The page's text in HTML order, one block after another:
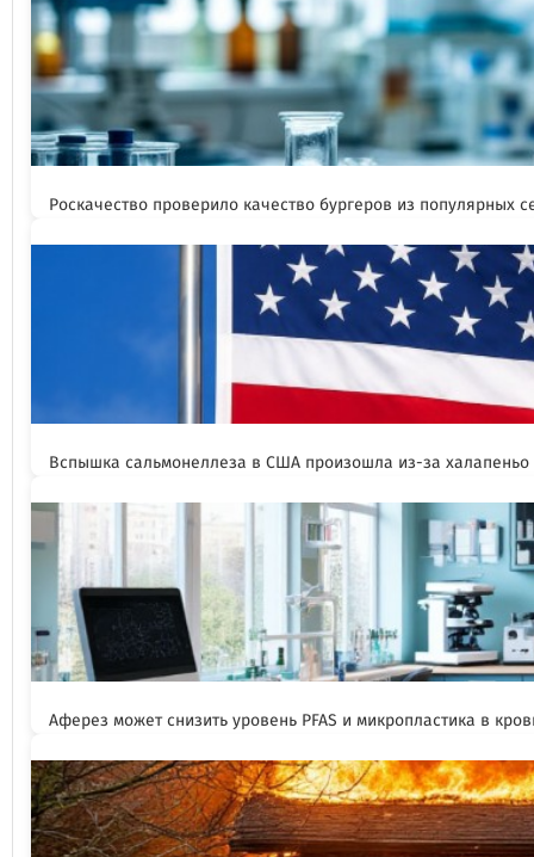
Роскачество проверило качество бургеров из популярных
Вспышка сальмонеллеза в США произошла из-за халапеньо
Аферез может снизить уровень PFAS и микропластика в